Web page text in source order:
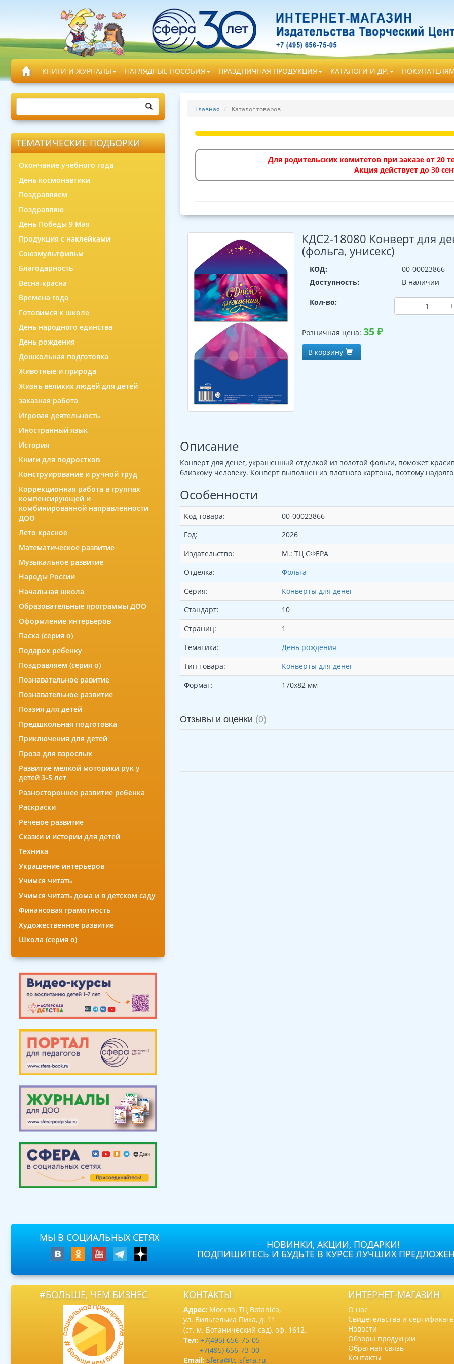
КНИГИ И ЖУРНАЛЫ НАГЛЯДНЫЕ ПОСОБИЯ ПРАЗДНИЧНАЯ ПРОДУКЦИЯ КАТАЛОГИ И ДР.
ТЕМАТИЧЕСКИЕ ПОДБОРКИ
Окончание учебного года
День космонавтики
Поздравляем
Поздравляю
День Победы 9 Мая
Продукция с наклейками
Союзмультфильм
Благодарность
Весна-красна
Времена года
Готовимся к школе
День народного единства
День рождения
Дошкольная подготовка
Животные и природа
Жизнь великих людей для детей
заказная работа
Игровая деятельность
Иностранный язык
История
Книги для подростков
Конструирование и ручной труд
Коррекционная работа в группах
компенсирующей и
комбинированной направленности
ДОО
Лето красное
Математическое развитие
Музыкальное развитие
Народы России
Начальная школа
Образовательные программы ДОО
Оформление интерьеров
Пасха (серия о)
Подарок ребенку
Поздравляем (серия о)
Познавательное равитие
Познавательное развитие
Поэзия для детей
Предшкольная подготовка
Приключения для детей
Проза для взрослых
Развитие мелкой моторики рук у
детей 3-5 лет
Разностороннее развитие ребенка
Раскраски
Речевое развитие
Сказки и истории для детей
Техника
Украшение интерьеров
Учимся читать
Учимся читать дома и в детском саду
Финансовая грамотность
Художественное развитие
Школа (серия о)
Главная Каталог товаров
Для родительских комитетов при заказе от 20
Акция действует до 30
КДС2-18080 Конверт для
(фольга, унисекс)
КОД:
00-00023866
Доступность:
В наличии
Кол-во: − +
Розничная цена:35₽
В корзину
Описание
Конверт для денег, украшенный отделкой из золотой фольги, поможет
близкому человеку. Конверт выполнен из плотного картона, поэтому
Особенности
Код товара:
00-00023866
Год:
2026
Издательство:
М.: ТЦ СФЕРА
Отделка:
Фольга
Серия:
Конверты для денег
Стандарт:
10
Страниц:
1
Тематика:
День рождения
Тип товара:
Конверты для денег
Формат:
170х82 мм
Отзывы и оценки (0)
МЫ В СОЦИАЛЬНЫХ СЕТЯХ
НОВИНКИ, АКЦИИ, ПОДАРКИ!
ПОДПИШИТЕСЬ И БУДЬТЕ В КУРСЕ ЛУЧШИХ
#БОЛЬШЕ, ЧЕМ БИЗНЕС КОНТАКТЫ
Адрес: Москва, ТЦ Botanica,
ул. Вильгельма Пика, д. 11
(ст. м. Ботанический сад), оф. 1612.
Тел: +7(495) 656-75-05
+7(495) 656-73-00
Email: sfera@tc-sfera.ru
ИНТЕРНЕТ-МАГАЗИН
О нас
Свидетельства и
Новости
Обзоры продукции
Обратная связь
Контакты